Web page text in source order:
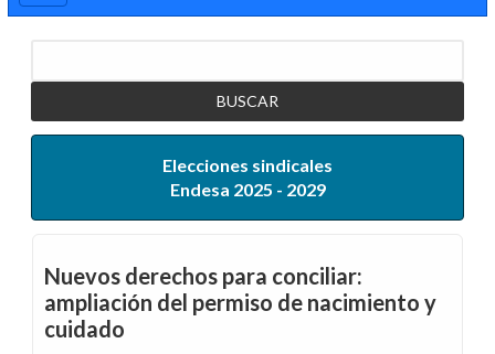
Elecciones sindicales
Endesa 2025 - 2029
Nuevos derechos para conciliar:
ampliación del permiso de nacimiento y
cuidado